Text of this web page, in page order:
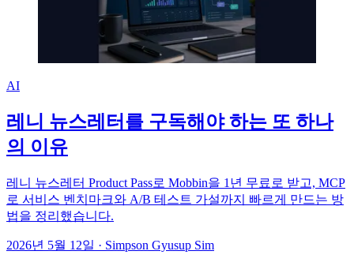
AI
레니 뉴스레터를 구독해야 하는 또 하나
의 이유
레니 뉴스레터 Product Pass로 Mobbin을 1년 무료로 받고, MCP
로 서비스 벤치마크와 A/B 테스트 가설까지 빠르게 만드는 방
법을 정리했습니다.
2026년 5월 12일 · Simpson Gyusup Sim